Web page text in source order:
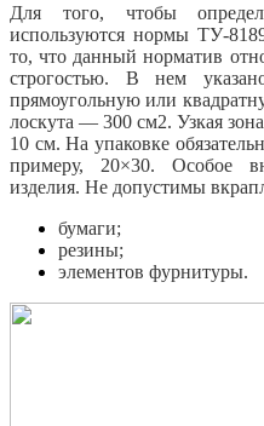
Для того, чтобы
используются нормы ТУ-
то, что данный норматив
строгостью. В нем
прямоугольную или
лоскута — 300 см2. Узкая
10 см. На упаковке
примеру, 20×30. Особое
изделия. Не допустимы
бумаги;
резины;
элементов фурнитуры.